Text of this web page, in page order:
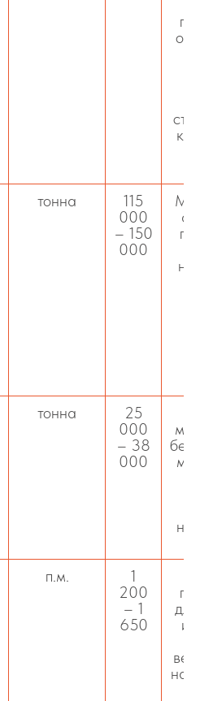
тонна
115
000
– 150
000
тонна
25
000
– 38
000
п.м.
1
200
– 1
650
и